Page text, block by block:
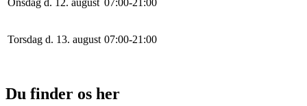
Onsdag d. 12. august 07:00-21 :00
Torsdag d. 13. august 07:00-21 :00
Du finder os her